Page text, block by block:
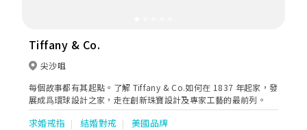
Tiffany & Co.
尖沙咀
每個故事都有其起點。了解 Tiffany & Co.如何在 1837 年起家，發
展成爲環球設計之家，走在創新珠寶設計及專家工藝的最前列。
求婚戒指 結婚對戒 美國品牌